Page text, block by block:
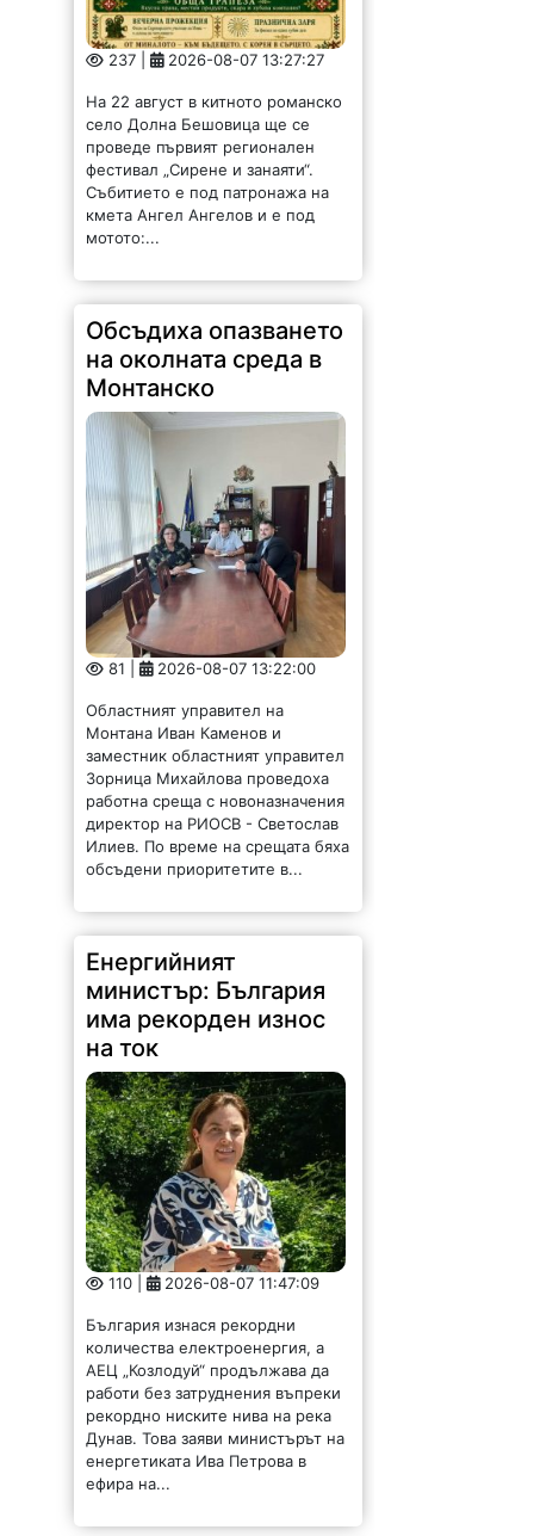
237 | 2026-08-07 13:27:27
На 22 август в китното романско
село Долна Бешовица ще се
проведе първият регионален
фестивал „Сирене и занаяти“.
Събитието е под патронажа на
кмета Ангел Ангелов и е под
мотото:...
Обсъдиха опазването
на околната среда в
Монтанско
81 | 2026-08-07 13:22:00
Областният управител на
Монтана Иван Каменов и
заместник областният управител
Зорница Михайлова проведоха
работна среща с новоназначения
директор на РИОСВ - Светослав
Илиев. По време на срещата бяха
обсъдени приоритетите в...
Енергийният
министър: България
има рекорден износ
на ток
110 | 2026-08-07 11:47:09
България изнася рекордни
количества електроенергия, а
АЕЦ „Козлодуй“ продължава да
работи без затруднения въпреки
рекордно ниските нива на река
Дунав. Това заяви министърът на
енергетиката Ива Петрова в
ефира на...